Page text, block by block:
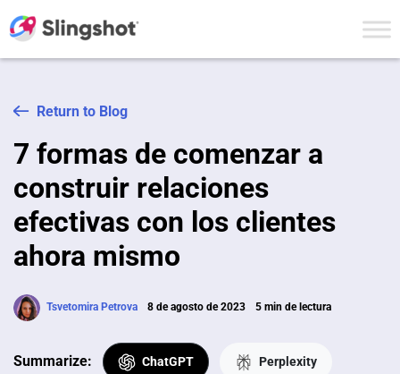
Return to Blog
7 formas de comenzar a
construir relaciones
efectivas con los clientes
ahora mismo
Tsvetomira Petrova 8 de agosto de 2023 5 min de lectura
Summarize: ChatGPT Perplexity